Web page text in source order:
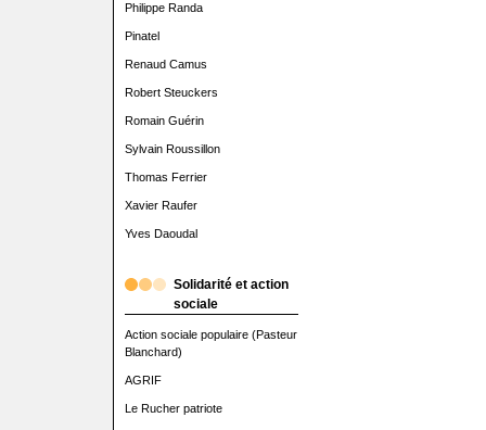
Philippe Randa
Pinatel
Renaud Camus
Robert Steuckers
Romain Guérin
Sylvain Roussillon
Thomas Ferrier
Xavier Raufer
Yves Daoudal
Solidarité et action
sociale
Action sociale populaire (Pasteur
Blanchard)
AGRIF
Le Rucher patriote